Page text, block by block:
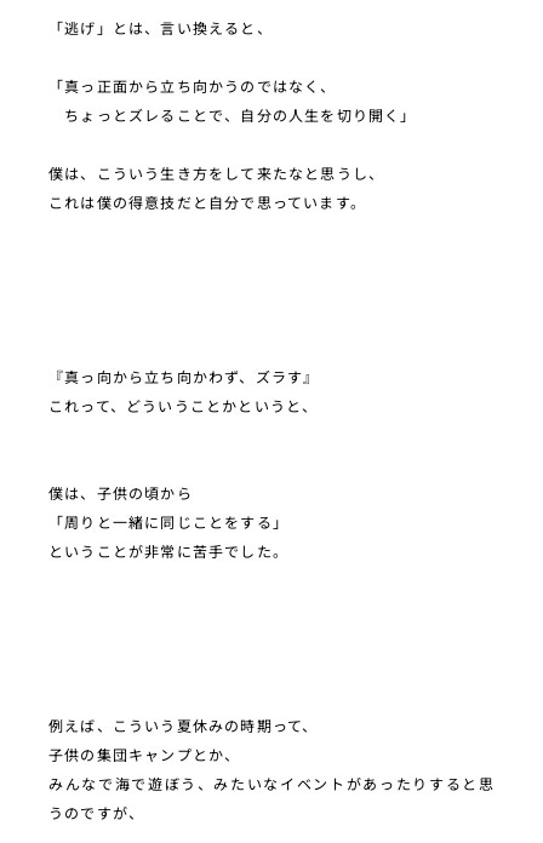
「逃げ」とは、言い換えると、
「真っ正面から立ち向かうのではなく、
ちょっとズレることで、自分の人生を切り開く」
僕は、こういう生き方をして来たなと思うし、
これは僕の得意技だと自分で思っています。
『真っ向から立ち向かわず、ズラす』
これって、どういうことかというと、
僕は、子供の頃から
「周りと一緒に同じことをする」
ということが非常に苦手でした。
例えば、こういう夏休みの時期って、
子供の集団キャンプとか、
みんなで海で遊ぼう、みたいなイベントがあったりすると思
うのですが、